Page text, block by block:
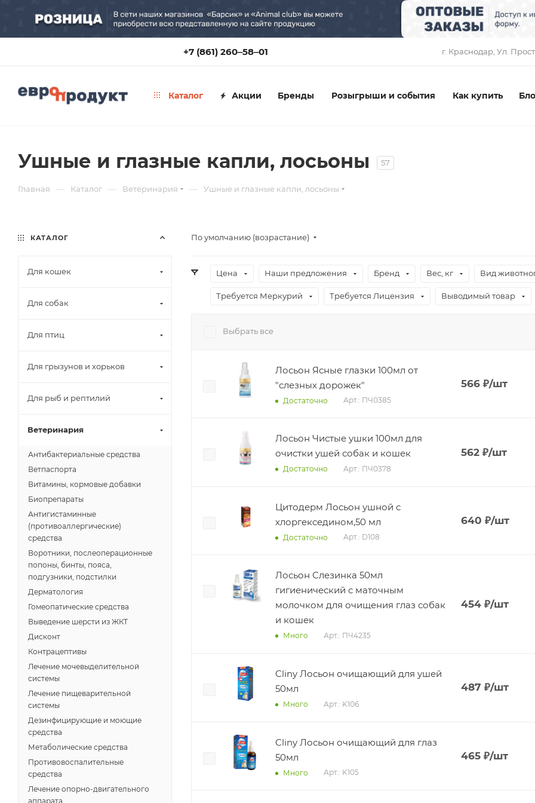
+7 (861) 260‒58‒01 г. Краснодар, ​Ул.
Каталог Акции Бренды Розыгрыши и события Как купить
Ушные и глазные капли, лосьоны 57
Главная — Каталог — Ветеринария — Ушные и глазные капли, лосьоны
По умолчанию (возрастание)
Цена Наши предложения Бренд Вес, кг Вид
Требуется Меркурий Требуется Лицензия Выводимый товар
Выбрать все
Лосьон Ясные глазки 100мл от
"слезных дорожек"
Достаточно Арт.: ПЧ0385
566₽/шт
Лосьон Чистые ушки 100мл для
очистки ушей собак и кошек
Достаточно Арт.: ПЧ0378
562₽/шт
Цитодерм Лосьон ушной с
хлоргекседином,50 мл
Достаточно Арт.: D108
640 ₽/шт
Лосьон Слезинка 50мл
гигиенический с маточным
молочком для очищения глаз собак
и кошек
Много Арт.: ПЧ4235
454₽/шт
Cliny Лосьон очищающий для ушей
50мл
Много Арт.: K106
487 ₽/шт
Cliny Лосьон очищающий для глаз
50мл
Много Арт.: K105
465₽/шт
КАТАЛОГ
Для кошек
Для собак
Для птиц
Для грызунов и хорьков
Для рыб и рептилий
Ветеринария
Антибактериальные средства
Ветпаспорта
Витамины, кормовые добавки
Биопрепараты
Антигистаминные
(противоаллергические)
средства
Воротники, послеоперационные
попоны, бинты, пояса,
подгузники, подстилки
Дерматология
Гомеопатические средства
Выведение шерсти из ЖКТ
Дисконт
Контрацептивы
Лечение мочевыделительной
системы
Лечение пищеварительной
системы
Дезинфицирующие и моющие
средства
Метаболические средства
Противовоспалительные
средства
Лечение опорно-двигательного
аппарата